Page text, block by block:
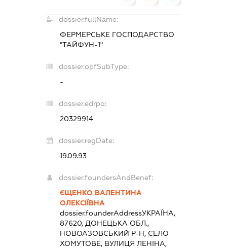
dossier.fullName:
ФЕРМЕРСЬКЕ ГОСПОДАРСТВО
"ТАЙФУН-1"
dossier.opfSubType:
-
dossier.edrpo:
20329914
dossier.regDate:
19.09.93
dossier.foundersAndBenef:
ЄЩЕНКО ВАЛЕНТИНА
ОЛЕКСІЇВНА
dossier.founderAddressУКРАЇНА,
87620, ДОНЕЦЬКА ОБЛ.,
НОВОАЗОВСЬКИЙ Р-Н, СЕЛО
ХОМУТОВЕ, ВУЛИЦЯ ЛЕНІНА,